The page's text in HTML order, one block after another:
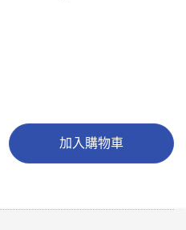
加入購物車